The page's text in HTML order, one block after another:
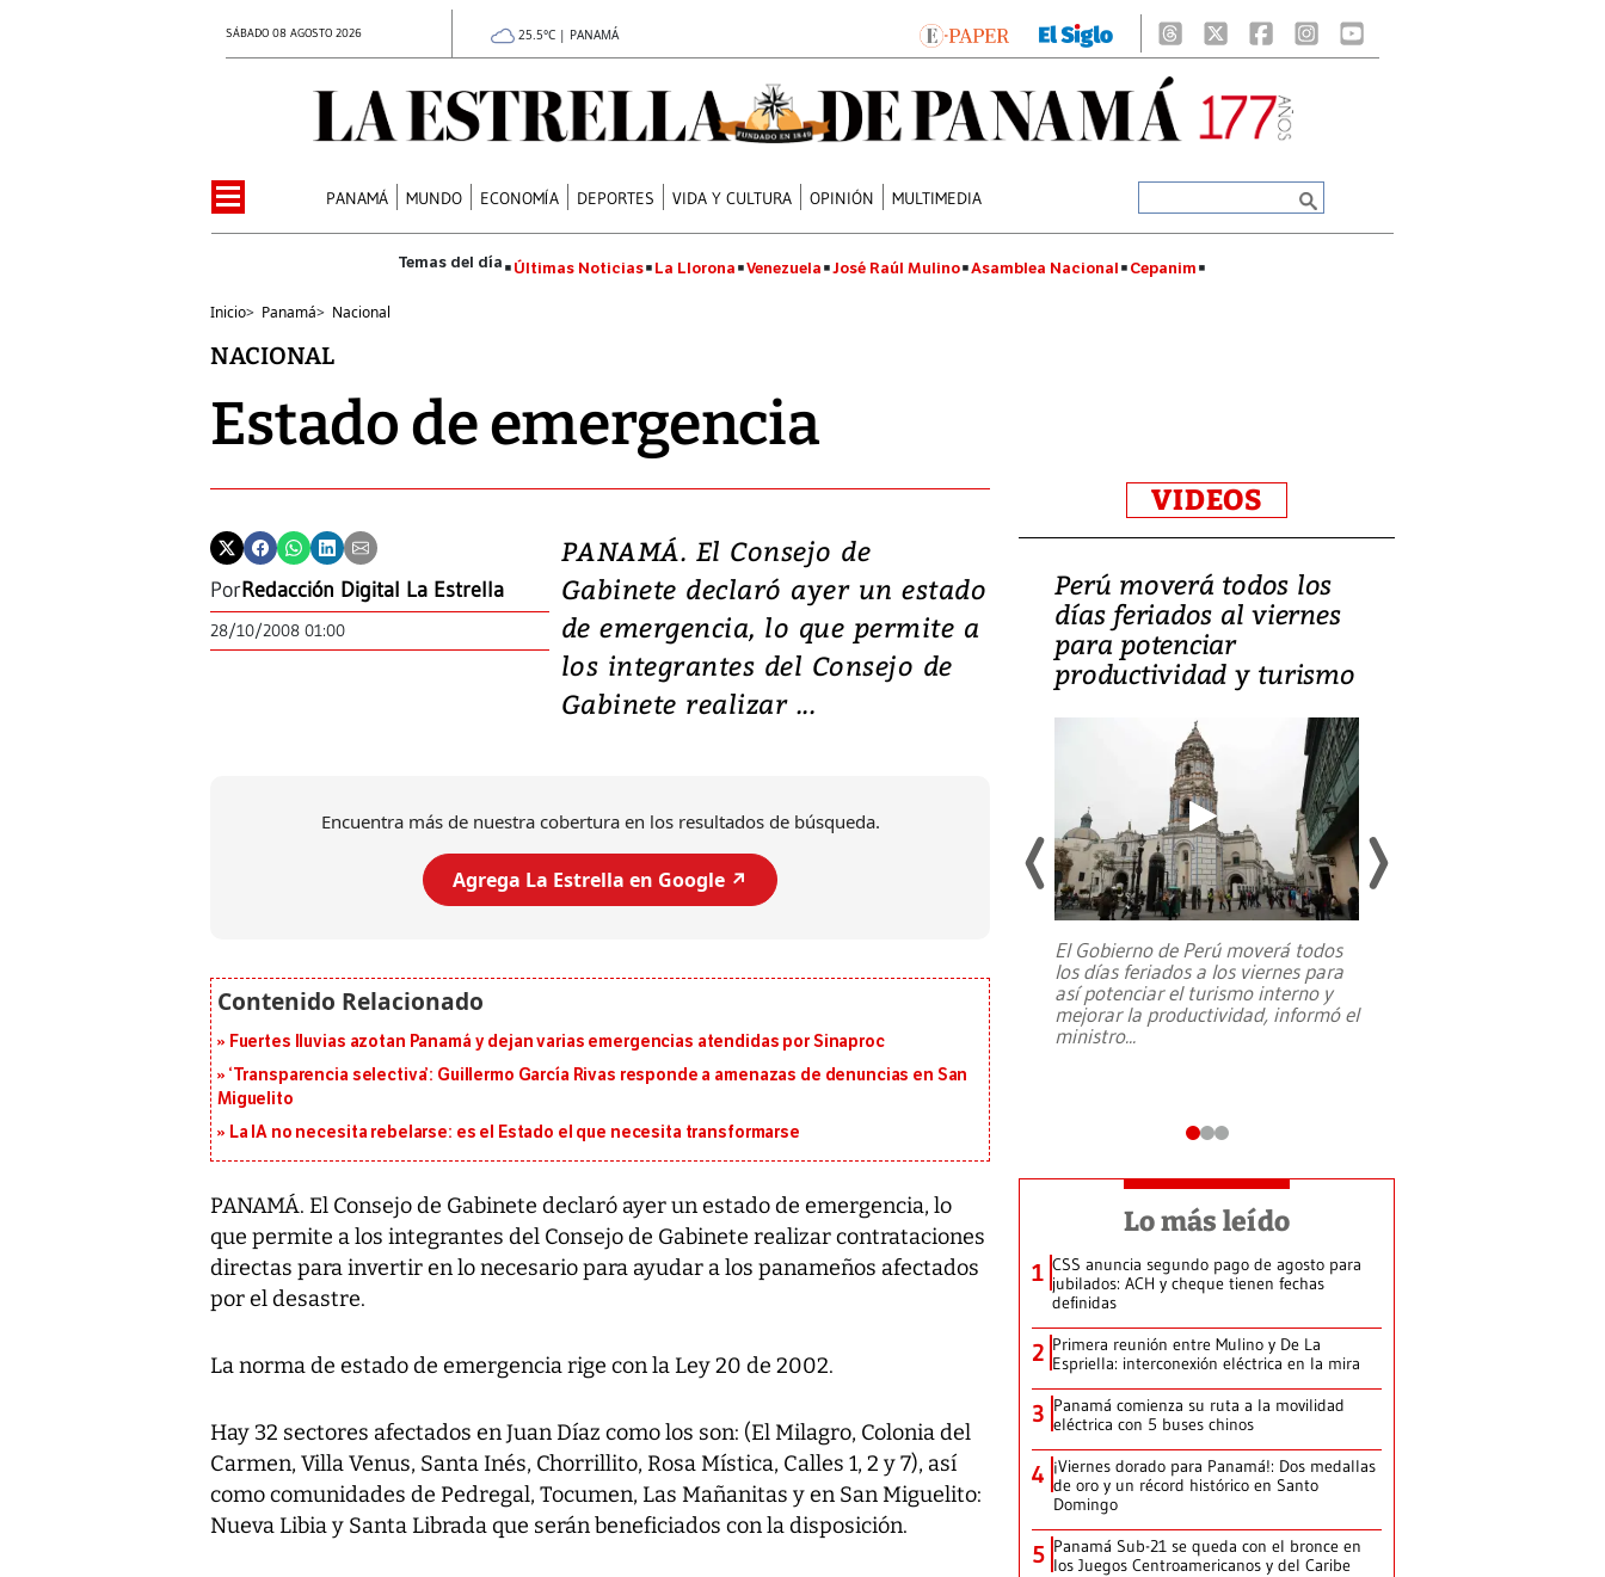
SÁBADO 08 AGOSTO 2026 25.5°C | PANAMÁ
PANAMÁ MUNDO ECONOMÍA DEPORTES VIDA Y CULTURA OPINIÓN MULTIMEDIA
Últimas Noticias La Llorona Venezuela José Raúl Mulino Asamblea Nacional Cepanim
Inicio> Panamá> Nacional
NACIONAL
Estado de emergencia
PorRedacción Digital La Estrella
28/10/2008 01:00
PANAMÁ. El Consejo de
Gabinete declaró ayer un estado
de emergencia, lo que permite a
los integrantes del Consejo de
Gabinete realizar ...
Encuentra más de nuestra cobertura en los resultados de búsqueda.
Agrega La Estrella en Google ↗️
Fuertes lluvias azotan Panamá y dejan varias emergencias atendidas por Sinaproc
‘Transparencia selectiva’: Guillermo García Rivas responde a amenazas de denuncias en San
Miguelito
La IA no necesita rebelarse: es el Estado el que necesita transformarse
PANAMÁ. El Consejo de Gabinete declaró ayer un estado de emergencia, lo
que permite a los integrantes del Consejo de Gabinete realizar contrataciones
directas para invertir en lo necesario para ayudar a los panameños afectados
por el desastre.
La norma de estado de emergencia rige con la Ley 20 de 2002.
Hay 32 sectores afectados en Juan Díaz como los son: (El Milagro, Colonia del
Carmen, Villa Venus, Santa Inés, Chorrillito, Rosa Mística, Calles 1, 2 y 7), así
como comunidades de Pedregal, Tocumen, Las Mañanitas y en San Miguelito:
Nueva Libia y Santa Librada que serán beneficiados con la disposición.
VIDEOS
Video: Lula lanza su
candidatura con
promesas de inversión
en defensa, educación y
tierras raras
Entre recuerdos y escuetas
da Silva, oficializó este domingo su
candidatura...
Perú moverá todos los
días feriados al viernes
para potenciar
productividad y turismo
El Gobierno de Perú moverá todos
los días feriados a los viernes para
así potenciar el turismo interno y
mejorar la productividad, informó el
ministro...
Lo más leído
1 CSS anuncia segundo pago de agosto para
jubilados: ACH y cheque tienen fechas
definidas
2 Primera reunión entre Mulino y De La
Espriella: interconexión eléctrica en la mira
3 Panamá comienza su ruta a la movilidad
eléctrica con 5 buses chinos
4 ¡Viernes dorado para Panamá!: Dos medallas
de oro y un récord histórico en Santo
Domingo
5 Panamá Sub-21 se queda con el bronce en
los Juegos Centroamericanos y del Caribe